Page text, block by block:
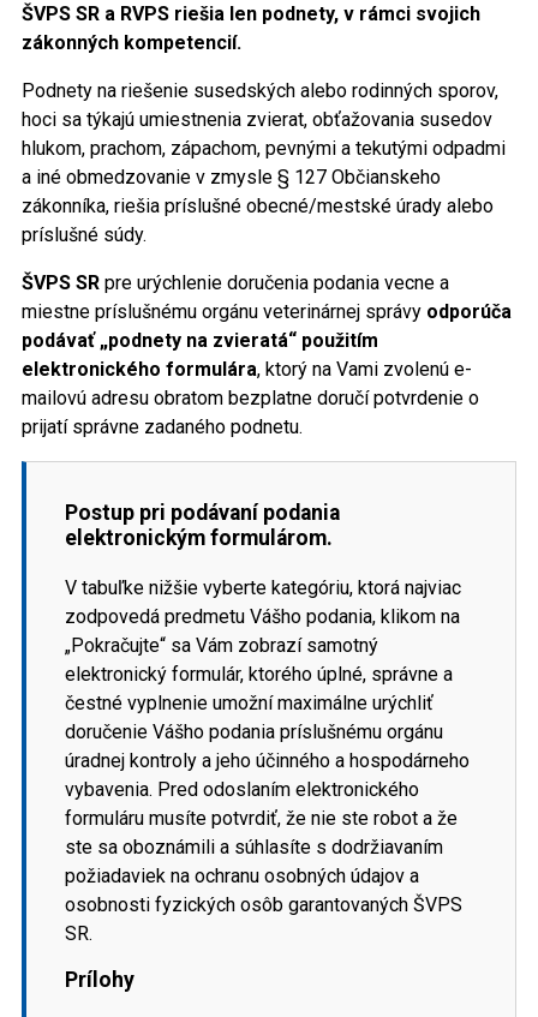
ŠVPS SR a RVPS riešia len podnety, v rámci svojich
zákonných kompetencií.
Podnety na riešenie susedských alebo rodinných sporov,
hoci sa týkajú umiestnenia zvierat, obťažovania susedov
hlukom, prachom, zápachom, pevnými a tekutými odpadmi
a iné obmedzovanie v zmysle § 127 Občianskeho
zákonníka, riešia príslušné obecné/mestské úrady alebo
príslušné súdy.
ŠVPS SRpre urýchlenie doručenia podania vecne a
miestne príslušnému orgánu veterinárnej správyodporúča
podávať „podnety na zvieratá“ použitím
elektronického formulára, ktorý na Vami zvolenú e-
mailovú adresu obratom bezplatne doručí potvrdenie o
prijatí správne zadaného podnetu.
Postup pri podávaní podania
elektronickým formulárom.
V tabuľke nižšie vyberte kategóriu, ktorá najviac
zodpovedá predmetu Vášho podania, klikom na
„Pokračujte“ sa Vám zobrazí samotný
elektronický formulár, ktorého úplné, správne a
čestné vyplnenie umožní maximálne urýchliť
doručenie Vášho podania príslušnému orgánu
úradnej kontroly a jeho účinného a hospodárneho
vybavenia. Pred odoslaním elektronického
formuláru musíte potvrdiť, že nie ste robot a že
ste sa oboznámili a súhlasíte s dodržiavaním
požiadaviek na ochranu osobných údajov a
osobnosti fyzických osôb garantovaných ŠVPS
SR.
Prílohy